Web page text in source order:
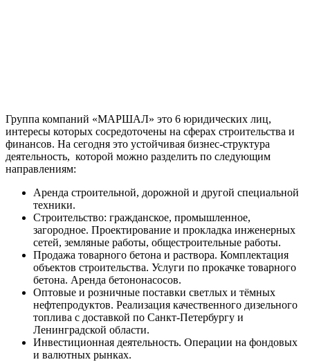
Группа компаний «МАРШАЛ» это 6 юридических лиц,
интересы которых сосредоточены на сферах строительства и
финансов. На сегодня это устойчивая бизнес-структура
деятельность, которой можно разделить по следующим
направлениям:
Аренда строительной, дорожной и другой специальной
техники.
Строительство: гражданское, промышленное,
загородное. Проектирование и прокладка инженерных
сетей, земляные работы, общестроительные работы.
Продажа товарного бетона и раствора. Комплектация
объектов строительства. Услуги по прокачке товарного
бетона. Аренда бетононасосов.
Оптовые и розничные поставки светлых и тёмных
нефтепродуктов. Реализация качественного дизельного
топлива с доставкой по Санкт-Петербургу и
Ленинградской области.
Инвестиционная деятельность. Операции на фондовых
и валютных рынках.